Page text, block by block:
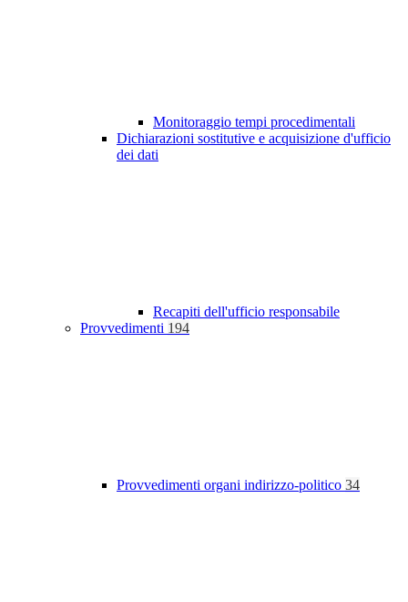
Monitoraggio tempi procedimentali
Dichiarazioni sostitutive e acquisizione d'ufficio
dei dati
Recapiti dell'ufficio responsabile
Provvedimenti 194
Provvedimenti organi indirizzo-politico 34